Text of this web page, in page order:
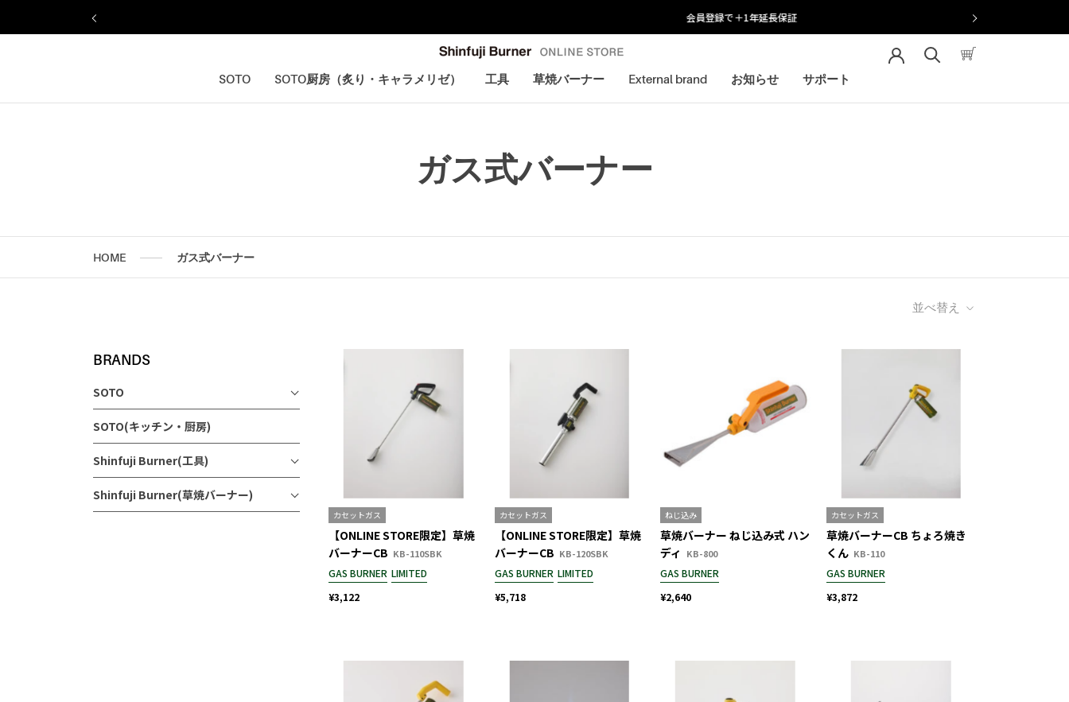
動
SOTO SOTO厨房（炙り・キャラメリゼ） 工具 草焼バーナー External brand お知らせ サポート
ガス式バーナー
HOME ガス式バーナー
並べ替え
BRANDS
SOTO
SOTO(キッチン・厨房)
Shinfuji Burner(工具)
Shinfuji Burner(草焼バーナー)
カセットガス
【ONLINE STORE限定】草焼
バーナーCB KB-110SBK
GAS BURNER LIMITED
¥3,122
カセットガス
【ONLINE STORE限定】草焼
バーナーCB KB-120SBK
GAS BURNER LIMITED
¥5,718
ねじ込み
草焼バーナー ねじ込み式 ハン
ディ
KB-800
GAS BURNER
¥2,640
カセットガス
草焼バーナーCB ちょろ焼き
くん KB-110
GAS BURNER
¥3,872